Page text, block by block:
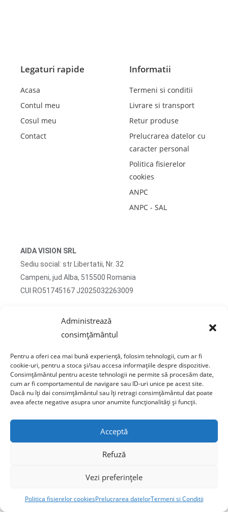
Administrează
consimțământul
Pentru a oferi cea mai bună experiență, folosim tehnologii, cum ar fi
cookie-uri, pentru a stoca și/sau accesa informațiile despre dispozitive.
Consimțământul pentru aceste tehnologii ne permite să procesăm date,
cum ar fi comportamentul de navigare sau ID-uri unice pe acest site.
Dacă nu îți dai consimțământul sau îți retragi consimțământul dat poate
avea afecte negative asupra unor anumite funcționalități și funcții.
Acceptă
Refuză
Vezi preferințele
Politica fisierelor cookiesPrelucrarea datelorTermeni si Conditii
Legaturi rapide
Acasa
Contul meu
Cosul meu
Contact
Informatii
Termeni si conditii
Livrare si transport
Retur produse
Prelucrarea datelor cu
caracter personal
Politica fisierelor
cookies
ANPC
ANPC - SAL
AIDA VISION SRL
Sediu social: str Libertatii, Nr. 32
Campeni, jud Alba, 515500 Romania
CUI RO51745167 J2025032263009
email: contact@sticlafar.ro
Nu detinem magazin de prezentare, comenzile se
livreaza exclusiv prin curierat.
Copyright © 2020 Sticla Far - AIDA VISION S.R.L. CUI: 51745167 J2025032263009